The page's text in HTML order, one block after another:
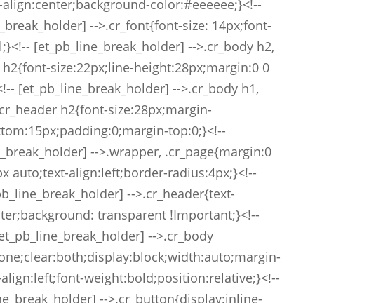
align:center;background-color:#eeeeee;}<!--
-->.cr_font{font-size: 14px;font-
[et_pb_line_break_holder] -->.cr_body h2,
h2{font-size:22px;line-height:28px;margin:0 0
[et_pb_line_break_holder] -->.cr_body h1,
h2{font-size:28px;margin-
top:0;}<!--
-->.wrapper, .cr_page{margin:0
auto;text-align:left;border-radius:4px;}<!--
-->.cr_header{text-
transparent !Important;}<!--
-->.cr_body
weight:bold;position:relative;}<!--
-->.cr_button{display:inline-